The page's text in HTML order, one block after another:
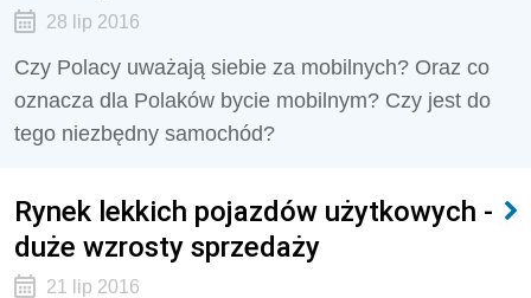
28 lip 2016
Czy Polacy uważają siebie za mobilnych? Oraz co
oznacza dla Polaków bycie mobilnym? Czy jest do
tego niezbędny samochód?
Rynek lekkich pojazdów użytkowych -
duże wzrosty sprzedaży
21 lip 2016